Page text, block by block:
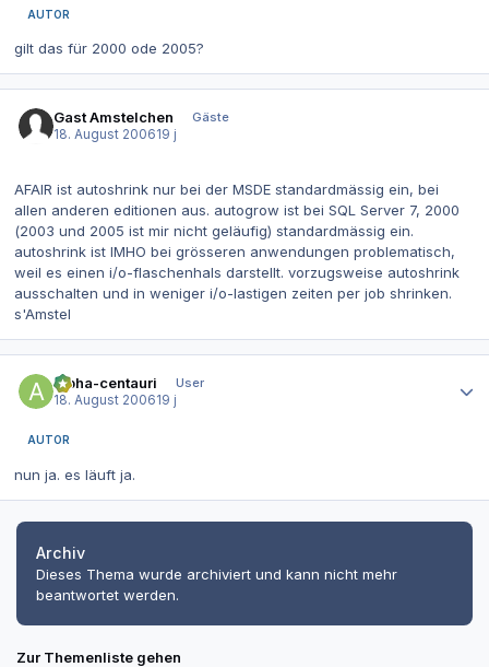
AUTOR
gilt das für 2000 ode 2005?
Gast Amstelchen
Gäste
18. August 200619 j
AFAIR ist autoshrink nur bei der MSDE standardmässig ein, bei
allen anderen editionen aus. autogrow ist bei SQL Server 7, 2000
(2003 und 2005 ist mir nicht geläufig) standardmässig ein.
autoshrink ist IMHO bei grösseren anwendungen problematisch,
weil es einen i/o-flaschenhals darstellt. vorzugsweise autoshrink
ausschalten und in weniger i/o-lastigen zeiten per job shrinken.
s'Amstel
alpha-centauri
User
18. August 200619 j
AUTOR
nun ja. es läuft ja.
Archiv
Dieses Thema wurde archiviert und kann nicht mehr
beantwortet werden.
Zur Themenliste gehen